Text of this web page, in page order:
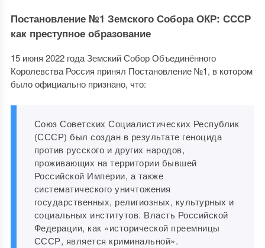
Постановление №1 Земского Собора ОКР: СССР
как преступное образование
15 июня 2022 года Земский Собор Объединённого
Королевства Россия принял Постановление №1, в котором
было официально признано, что:
Союз Советских Социалистических Республик
(СССР) был создан в результате геноцида
против русского и других народов,
проживающих на территории бывшей
Российской Империи, а также
систематического уничтожения
государственных, религиозных, культурных и
социальных институтов. Власть Российской
Федерации, как «исторической преемницы
СССР, является криминальной».